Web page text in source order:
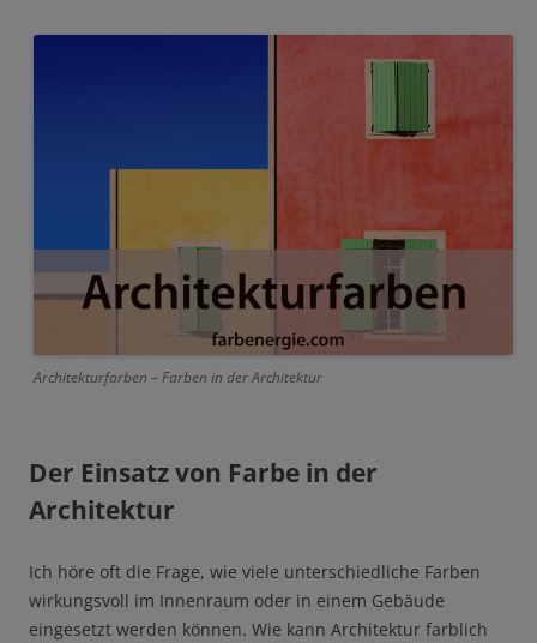
Architekturfarben – Farben in der Architektur
Der Einsatz von Farbe in der
Architektur
Ich höre oft die Frage, wie viele unterschiedliche Farben
wirkungsvoll im Innenraum oder in einem Gebäude
eingesetzt werden können. Wie kann Architektur farblich